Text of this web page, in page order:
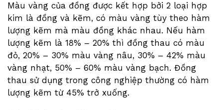
Màu vàng của đồng được kết hợp bởi 2 loại hợp
kim là đồng và kẽm, có màu vàng tùy theo hàm
lượng kẽm mà màu đồng khác nhau. Nếu hàm
lượng kẽm là 18% – 20% thì đồng thau có màu
đỏ, 20% – 30% màu vàng nâu, 30% – 42% màu
vàng nhạt, 50% – 60% màu vàng bạch. Đồng
thau sử dụng trong công nghiệp thường có hàm
lượng kẽm từ 45% trở xuống.